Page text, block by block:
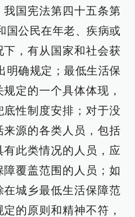
国宪法第四十五条第
国公民在年老、疾病或
，有从国家和社会获
明确规定；最低生活保
定的一个具体体现，
底性制度安排；对于没
源的各类人员，包括
此类情况的人员，应
覆盖范围的人员；如
城乡最低生活保障范
的原则和精神不符，